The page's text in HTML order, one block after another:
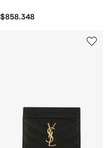
$858.348